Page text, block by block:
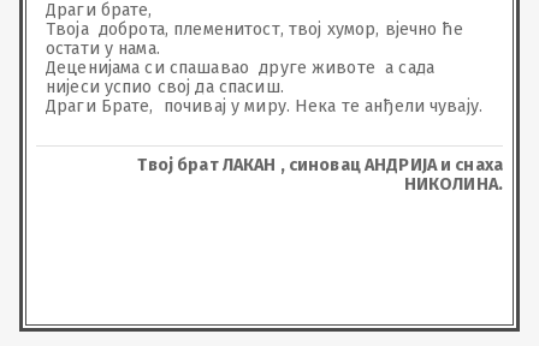
Драги брате,
Твоја  доброта, племенитост, твој хумор, вјечно ће
остати у нама.
Деценијама си спашавао  друге животе  а сада
нијеси успио свој да спасиш.
Драги Брате,  почивај у миру. Нека те анђели чувају.
Твој брат ЛАКАН , синовац АНДРИЈА и снаха
НИКОЛИНА.